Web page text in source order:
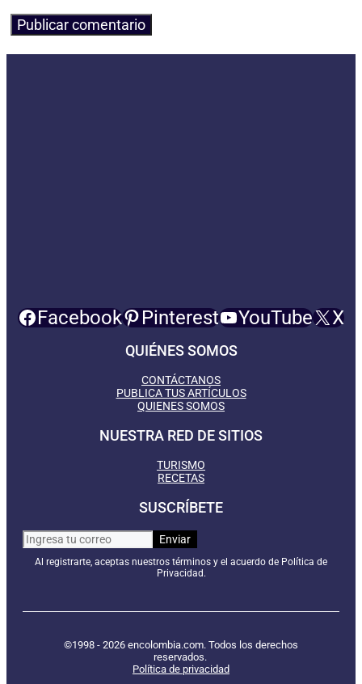
Facebook Pinterest YouTube X
QUIÉNES SOMOS
CONTÁCTANOS
PUBLICA TUS ARTÍCULOS
QUIENES SOMOS
NUESTRA RED DE SITIOS
TURISMO
RECETAS
SUSCRÍBETE
Al registrarte, aceptas nuestros términos y el acuerdo de Política de
Privacidad.
©1998 - 2026 encolombia.com. Todos los derechos
reservados.
Política de privacidad